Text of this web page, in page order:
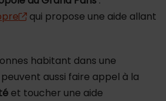
qui propose une aide allant
habitant dans une
aussi faire appel à la
et toucher une aide